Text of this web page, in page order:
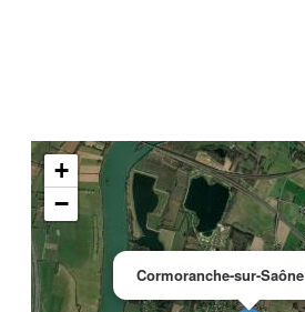
Cormoranche-sur-Saône
+
−